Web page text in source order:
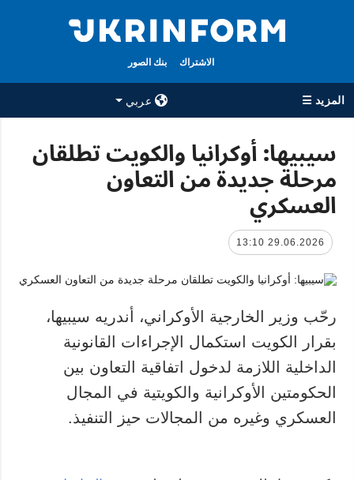
الاشتراك بنك الصور
المزيد ☰
عربي
جميع الأقسام
حرب
اقتصاد
تعافي أوكرانيا
الدفاع
رياضة
الوكالة
وحماية البيانات
الشخصية
المزيد
التقارير
خدمات
الاشتراك
سيبيها: أوكرانيا والكويت تطلقان
مرحلة جديدة من التعاون
العسكري
29.06.2026 13:10
رحّب وزير الخارجية الأوكراني، أندريه سيبيها،
بقرار الكويت استكمال الإجراءات القانونية
الداخلية اللازمة لدخول اتفاقية التعاون بين
الحكومتين الأوكرانية والكويتية في المجال
العسكري وغيره من المجالات حيز التنفيذ.